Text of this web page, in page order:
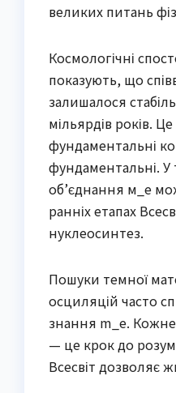
великих питань
Космологічні
показують, що
залишалося
мільярдів років.
фундаментальні
фундаментальні. У
об’єднання м_e
ранніх етапах
нуклеосинтез.
Пошуки темної
осциляцій часто
знання m_e.
— це крок до
Всесвіт дозволяє